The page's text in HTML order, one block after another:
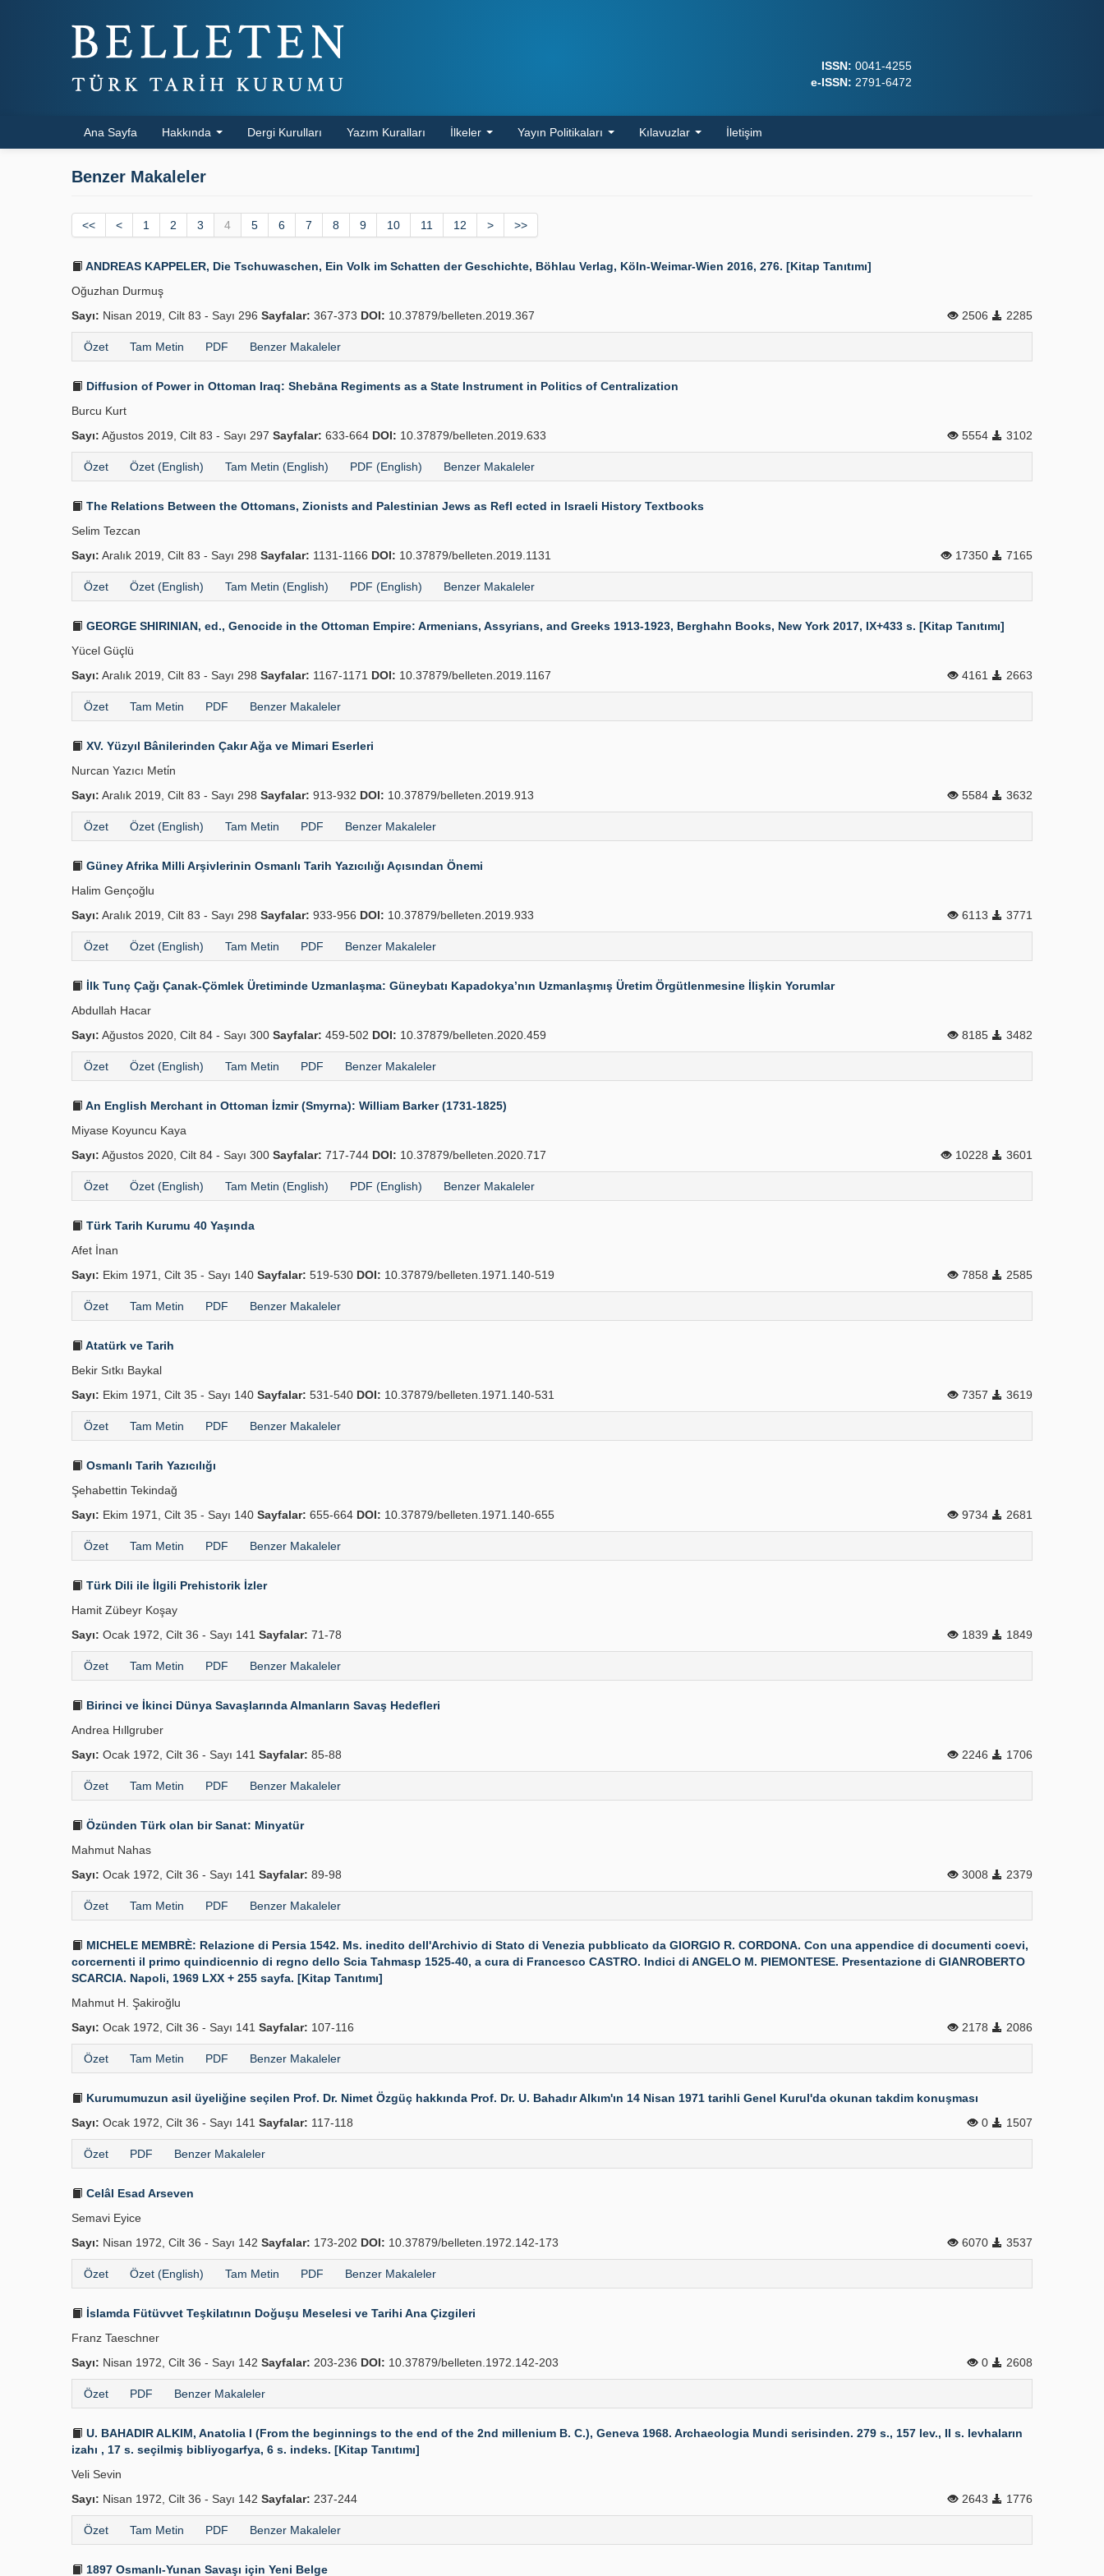
ISSN: 0041-4255
e-ISSN: 2791-6472
Ana Sayfa Hakkında Dergi Kurulları Yazım Kuralları İlkeler Yayın Politikaları Kılavuzlar İletişim
Benzer Makaleler
<< < 1 2 3 4 5 6 7 8 9 10 11 12 > >>
ANDREAS KAPPELER, Die Tschuwaschen, Ein Volk im Schatten der Geschichte, Böhlau Verlag, Köln-Weimar-Wien 2016, 276. [Kitap Tanıtımı]
Oğuzhan Durmuş
Sayı: Nisan 2019, Cilt 83 - Sayı 296 Sayfalar: 367-373 DOI: 10.37879/belleten.2019.367 2506 2285
Özet Tam Metin PDF Benzer Makaleler
Diffusion of Power in Ottoman Iraq: Shebāna Regiments as a State Instrument in Politics of Centralization
Burcu Kurt
Sayı: Ağustos 2019, Cilt 83 - Sayı 297 Sayfalar: 633-664 DOI: 10.37879/belleten.2019.633 5554 3102
Özet Özet (English) Tam Metin (English) PDF (English) Benzer Makaleler
The Relations Between the Ottomans, Zionists and Palestinian Jews as Refl ected in Israeli History Textbooks
Selim Tezcan
Sayı: Aralık 2019, Cilt 83 - Sayı 298 Sayfalar: 1131-1166 DOI: 10.37879/belleten.2019.1131 17350 7165
Özet Özet (English) Tam Metin (English) PDF (English) Benzer Makaleler
GEORGE SHIRINIAN, ed., Genocide in the Ottoman Empire: Armenians, Assyrians, and Greeks 1913-1923, Berghahn Books, New York 2017, IX+433 s. [Kitap Tanıtımı]
Yücel Güçlü
Sayı: Aralık 2019, Cilt 83 - Sayı 298 Sayfalar: 1167-1171 DOI: 10.37879/belleten.2019.1167 4161 2663
Özet Tam Metin PDF Benzer Makaleler
XV. Yüzyıl Bânilerinden Çakır Ağa ve Mimari Eserleri
Nurcan Yazıcı Meti̇n
Sayı: Aralık 2019, Cilt 83 - Sayı 298 Sayfalar: 913-932 DOI: 10.37879/belleten.2019.913 5584 3632
Özet Özet (English) Tam Metin PDF Benzer Makaleler
Güney Afrika Milli Arşivlerinin Osmanlı Tarih Yazıcılığı Açısından Önemi
Halim Gençoğlu
Sayı: Aralık 2019, Cilt 83 - Sayı 298 Sayfalar: 933-956 DOI: 10.37879/belleten.2019.933 6113 3771
Özet Özet (English) Tam Metin PDF Benzer Makaleler
İlk Tunç Çağı Çanak-Çömlek Üretiminde Uzmanlaşma: Güneybatı Kapadokya’nın Uzmanlaşmış Üretim Örgütlenmesine İlişkin Yorumlar
Abdullah Hacar
Sayı: Ağustos 2020, Cilt 84 - Sayı 300 Sayfalar: 459-502 DOI: 10.37879/belleten.2020.459 8185 3482
Özet Özet (English) Tam Metin PDF Benzer Makaleler
An English Merchant in Ottoman İzmir (Smyrna): William Barker (1731-1825)
Miyase Koyuncu Kaya
Sayı: Ağustos 2020, Cilt 84 - Sayı 300 Sayfalar: 717-744 DOI: 10.37879/belleten.2020.717 10228 3601
Özet Özet (English) Tam Metin (English) PDF (English) Benzer Makaleler
Türk Tarih Kurumu 40 Yaşında
Afet İnan
Sayı: Ekim 1971, Cilt 35 - Sayı 140 Sayfalar: 519-530 DOI: 10.37879/belleten.1971.140-519 7858 2585
Özet Tam Metin PDF Benzer Makaleler
Atatürk ve Tarih
Bekir Sıtkı Baykal
Sayı: Ekim 1971, Cilt 35 - Sayı 140 Sayfalar: 531-540 DOI: 10.37879/belleten.1971.140-531 7357 3619
Özet Tam Metin PDF Benzer Makaleler
Osmanlı Tarih Yazıcılığı
Şehabettin Tekindağ
Sayı: Ekim 1971, Cilt 35 - Sayı 140 Sayfalar: 655-664 DOI: 10.37879/belleten.1971.140-655 9734 2681
Özet Tam Metin PDF Benzer Makaleler
Türk Dili ile İlgili Prehistorik İzler
Hamit Zübeyr Koşay
Sayı: Ocak 1972, Cilt 36 - Sayı 141 Sayfalar: 71-78 1839 1849
Özet Tam Metin PDF Benzer Makaleler
Birinci ve İkinci Dünya Savaşlarında Almanların Savaş Hedefleri
Andrea Hıllgruber
Sayı: Ocak 1972, Cilt 36 - Sayı 141 Sayfalar: 85-88 2246 1706
Özet Tam Metin PDF Benzer Makaleler
Özünden Türk olan bir Sanat: Minyatür
Mahmut Nahas
Sayı: Ocak 1972, Cilt 36 - Sayı 141 Sayfalar: 89-98 3008 2379
Özet Tam Metin PDF Benzer Makaleler
MICHELE MEMBRÈ: Relazione di Persia 1542. Ms. inedito dell'Archivio di Stato di Venezia pubblicato da GIORGIO R. CORDONA. Con una appendice di documenti coevi,
corcernenti il primo quindicennio di regno dello Scia Tahmasp 1525-40, a cura di Francesco CASTRO. Indici di ANGELO M. PIEMONTESE. Presentazione di GIANROBERTO
SCARCIA. Napoli, 1969 LXX + 255 sayfa. [Kitap Tanıtımı]
Mahmut H. Şakiroğlu
Sayı: Ocak 1972, Cilt 36 - Sayı 141 Sayfalar: 107-116 2178 2086
Özet Tam Metin PDF Benzer Makaleler
Kurumumuzun asil üyeliğine seçilen Prof. Dr. Nimet Özgüç hakkında Prof. Dr. U. Bahadır Alkım'ın 14 Nisan 1971 tarihli Genel Kurul'da okunan takdim konuşması
Sayı: Ocak 1972, Cilt 36 - Sayı 141 Sayfalar: 117-118 0 1507
Özet PDF Benzer Makaleler
Celâl Esad Arseven
Semavi Eyice
Sayı: Nisan 1972, Cilt 36 - Sayı 142 Sayfalar: 173-202 DOI: 10.37879/belleten.1972.142-173 6070 3537
Özet Özet (English) Tam Metin PDF Benzer Makaleler
İslamda Fütüvvet Teşkilatının Doğuşu Meselesi ve Tarihi Ana Çizgileri
Franz Taeschner
Sayı: Nisan 1972, Cilt 36 - Sayı 142 Sayfalar: 203-236 DOI: 10.37879/belleten.1972.142-203 0 2608
Özet PDF Benzer Makaleler
U. BAHADIR ALKIM, Anatolia I (From the beginnings to the end of the 2nd millenium B. C.), Geneva 1968. Archaeologia Mundi serisinden. 279 s., 157 lev., II s. levhaların
izahı , 17 s. seçilmiş bibliyogarfya, 6 s. indeks. [Kitap Tanıtımı]
Veli Sevin
Sayı: Nisan 1972, Cilt 36 - Sayı 142 Sayfalar: 237-244 2643 1776
Özet Tam Metin PDF Benzer Makaleler
1897 Osmanlı-Yunan Savaşı için Yeni Belge